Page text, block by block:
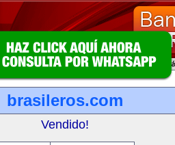
brasileros.com
Vendido!